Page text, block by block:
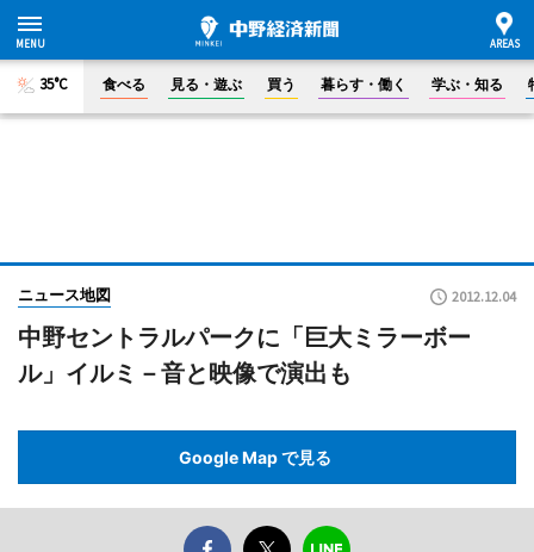
35°C 食べる 見る・遊ぶ 買う 暮らす・働く 学ぶ・知る
ニュース地図 2012.12.04
中野セントラルパークに「巨大ミラーボー
ル」イルミ－音と映像で演出も
Google Map で見る